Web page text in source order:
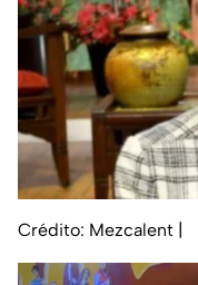
Crédito: Mezcalent |